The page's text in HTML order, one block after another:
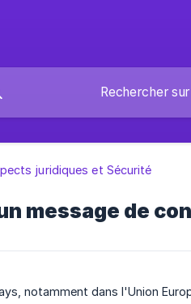
juridiques et Sécurité
message de
notamment dans l'Union